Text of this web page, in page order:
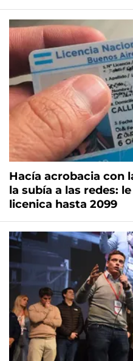
Hacía acrobacia con
la subía a las redes:
licenica hasta 2099